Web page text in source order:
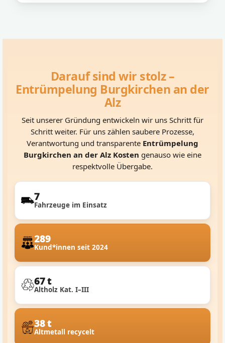
Darauf sind wir stolz –
Entrümpelung Burgkirchen an der
Alz
Seit unserer Gründung entwickeln wir uns Schritt für
Schritt weiter. Für uns zählen saubere Prozesse,
Verantwortung und transparente Entrümpelung
Burgkirchen an der Alz Kosten genauso wie eine
respektvolle Übergabe.
7
Fahrzeuge im Einsatz
289
Kund*innen seit 2024
67 t
Altholz Kat. I–III
38 t
Altmetall recycelt